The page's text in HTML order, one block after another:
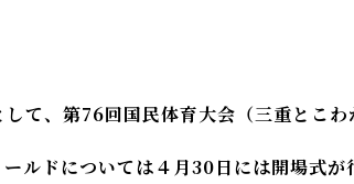
て、第76回国民体育大会（三重とこわ
ルドについては４月30日には開場式